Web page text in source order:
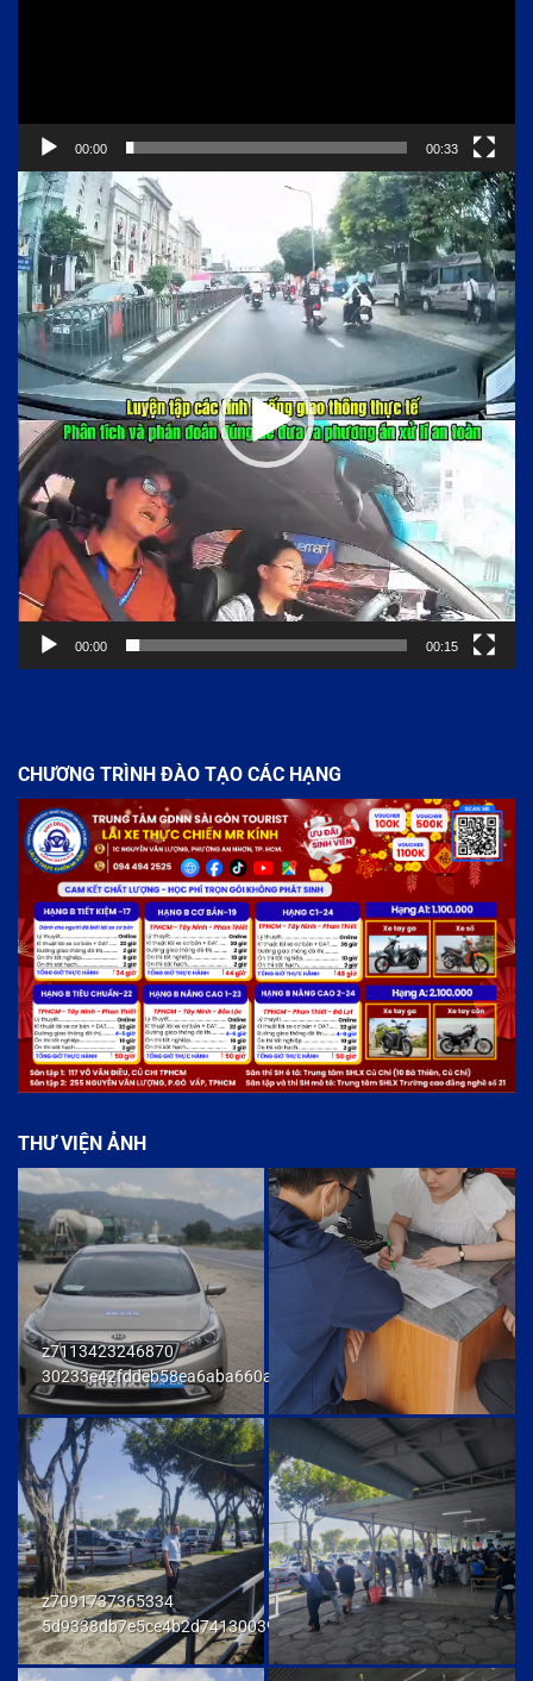
00:00 00:33
Trình
chơi
Video
00:00 00:15
CHƯƠNG TRÌNH ĐÀO TẠO CÁC HẠNG
THƯ VIỆN ẢNH
z7113423246870
30233e42fddeb58ea6aba660ab436cb9
z7091737365334
5d9338db7e5ce4b2d741300392f80174